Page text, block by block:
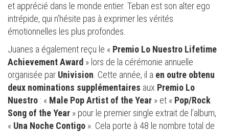
et apprécié dans le monde entier. Teban est son alter ego
intrépide, qui n’hésite pas à exprimer les vérités
émotionnelles les plus profondes.
Juanes a également reçu le « Premio Lo Nuestro Lifetime
Achievement Award » lors de la cérémonie annuelle
organisée par Univision. Cette année, il a en outre obtenu
deux nominations supplémentaires aux Premio Lo
Nuestro : « Male Pop Artist of the Year » et « Pop/Rock
Song of the Year » pour le premier single extrait de l’album,
« Una Noche Contigo ». Cela porte à 48 le nombre total de